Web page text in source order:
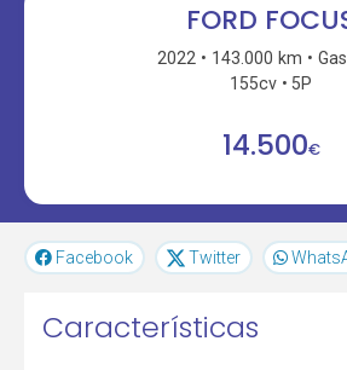
FORD
2022 143.000 km
155cv
5P
14.500€
Facebook Twitter
Características